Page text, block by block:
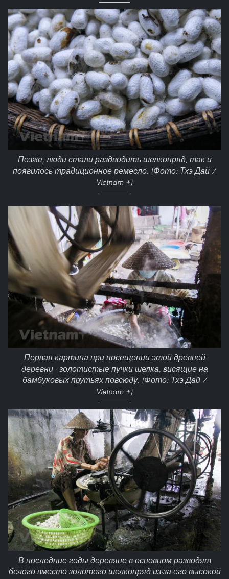
Позже, люди стали раздводить шелкопряд, так и
появилось традиционное ремесло. (Фото: Тхэ Дай /
Vietnam +)
Первая картина при посещении этой древней
деревни - золотистые пучки шелка, висящие на
бамбуковых прутьях повсюду. (Фото: Тхэ Дай /
Vietnam +)
В последние годы деревяне в основном разводят
белого вместо золотого шелкопряд из-за его высокой